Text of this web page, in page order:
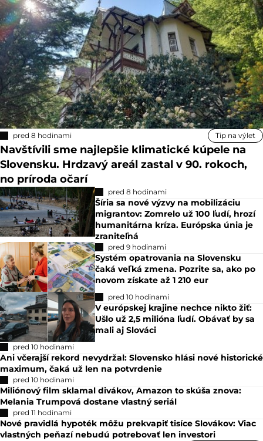
pred 8 hodinami Tip na výlet
Navštívili sme najlepšie klimatické kúpele na
Slovensku. Hrdzavý areál zastal v 90. rokoch,
no príroda očarí
pred 8 hodinami
Šíria sa nové výzvy na mobilizáciu
migrantov: Zomrelo už 100 ľudí, hrozí
humanitárna kríza. Európska únia je
zraniteľná
pred 9 hodinami
Systém opatrovania na Slovensku
čaká veľká zmena. Pozrite sa, ako po
novom získate až 1 210 eur
pred 10 hodinami
V európskej krajine nechce nikto žiť:
Ušlo už 2,5 milióna ľudí. Obávať by sa
mali aj Slováci
pred 10 hodinami
Ani včerajší rekord nevydržal: Slovensko hlási nové historické
maximum, čaká už len na potvrdenie
pred 10 hodinami
Miliónový film sklamal divákov, Amazon to skúša znova:
Melania Trumpová dostane vlastný seriál
pred 11 hodinami
Nové pravidlá hypoték môžu prekvapiť tisíce Slovákov: Viac
vlastných peňazí nebudú potrebovať len investori